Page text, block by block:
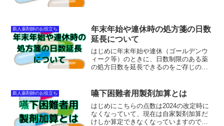
る加算のことです。...
新人薬剤師のお役立ち
年末年始や連休時の処方箋の日数
延長について
はじめに年末年始や連休（ゴールデンウ
ィーク等）のときに、日数制限のある薬
の処方日数を延長できるのをご存じの方
でしょうか？↓答えは「できない！」で
す。この記事では、日...
新人薬剤師のお役立ち 嚥下困難者用製剤加算とは
はじめにこちらの点数は2024の改定時に
なくなっていて、現在は自家製剤加算だ
けしか算定できなくなっていますので注